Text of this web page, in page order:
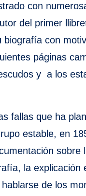
con
del primer
biografía con
páginas
y a los
fallas que ha
estable, en
sobre
la explicación
de los